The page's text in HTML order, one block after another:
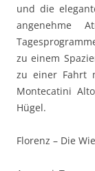
und die
angenehme
zu einem
zu einer Fahrt
Montecatini
Hügel.
Florenz – Die